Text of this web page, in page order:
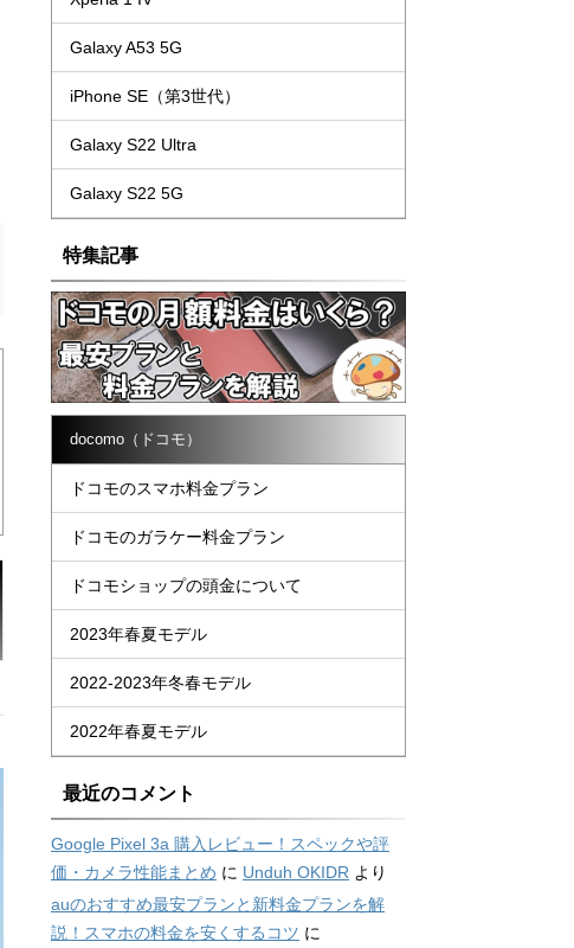
Galaxy A53 5G
iPhone SE（第3世代）
Galaxy S22 Ultra
Galaxy S22 5G
特集記事
docomo（ドコモ）
ドコモのスマホ料金プラン
ドコモのガラケー料金プラン
ドコモショップの頭金について
2023年春夏モデル
2022-2023年冬春モデル
2022年春夏モデル
最近のコメント
Google Pixel 3a 購入レビュー！スペックや評
価・カメラ性能まとめ に Unduh OKIDR より
auのおすすめ最安プランと新料金プランを解
説！スマホの料金を安くするコツ に